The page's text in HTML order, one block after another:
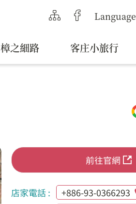
Language
樟之細路 客庄小旅行
前往官網
店家電話 :
+886-93-0366293